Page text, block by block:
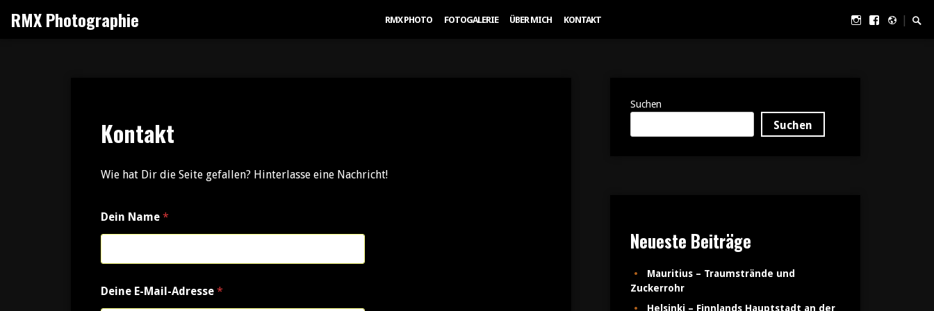
Inhalt
RMX Photographie RMX PHOTO FOTOGALERIE ÜBER MICH KONTAKT Instagram
Facebook
500px
|
Kontakt
Wie hat Dir die Seite gefallen? Hinterlasse eine Nachricht!
Dein Name*
Deine E-Mail-Adresse*
Suchen
Suchen
Neueste Beiträge
Mauritius – Traumstrände und
Zuckerrohr
Helsinki – Finnlands Hauptstadt an der